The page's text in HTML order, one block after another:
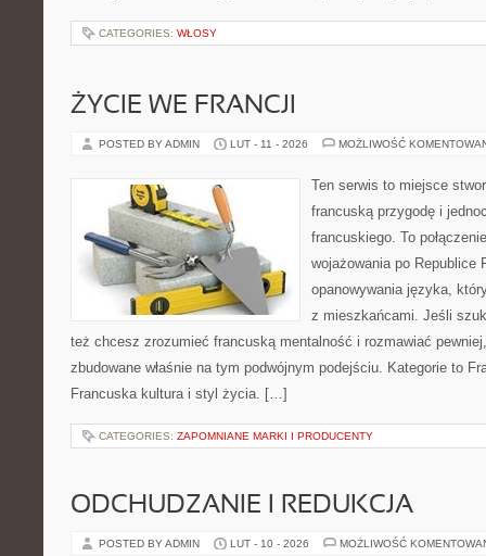
CATEGORIES: WŁOSY
ŻYCIE WE FRANCJI
POSTED BY ADMIN LUT - 11 - 2026 MOŻLIWOŚĆ
Ten serwis to miejsce
francuską przygodę i
francuskiego. To
wojażowania po Republice
opanowywania języka,
z mieszkańcami. Jeśli
też chcesz zrozumieć francuską mentalność i rozmawiać
zbudowane właśnie na tym podwójnym podejściu. Kategorie to
Francuska kultura i styl życia. […]
CATEGORIES: ZAPOMNIANE MARKI I PRODUCENTY
ODCHUDZANIE I REDUKCJA
POSTED BY ADMIN LUT - 10 - 2026 MOŻLIWOŚĆ